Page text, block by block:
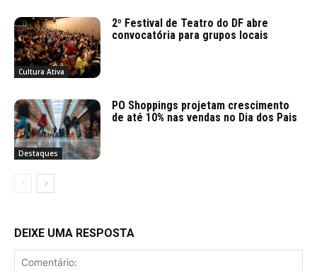
Cultura Ativa
2º Festival de Teatro do DF abre
convocatória para grupos locais
Destaques
PO Shoppings projetam crescimento
de até 10% nas vendas no Dia dos Pais
DEIXE UMA RESPOSTA